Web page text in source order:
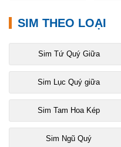
SIM THEO LOẠI
Sim Tứ Quý Giữa
Sim Lục Quý giữa
Sim Tam Hoa Kép
Sim Ngũ Quý